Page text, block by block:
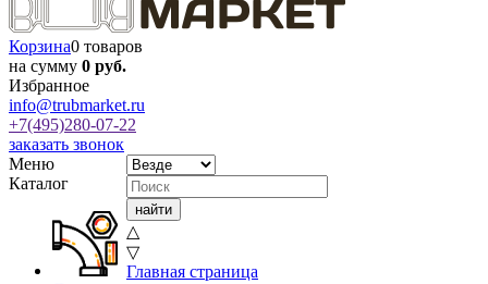
Корзина0 товаров
на сумму 0 руб.
Избранное
info@trubmarket.ru
+7(495)280-07-22
заказать звонок
Меню
Каталог
△
▽
Главная страница